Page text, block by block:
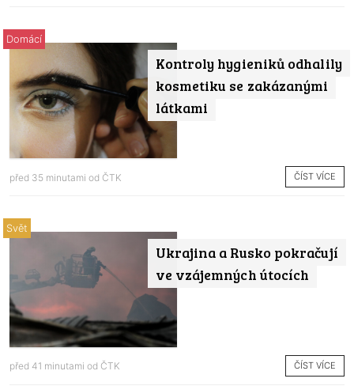
Kontroly hygieniků odhalily
kosmetiku se zakázanými
látkami
Domácí
před 35 minutami od ČTK ČÍST VÍCE
Ukrajina a Rusko pokračují
ve vzájemných útocích
Svět
před 41 minutami od ČTK ČÍST VÍCE